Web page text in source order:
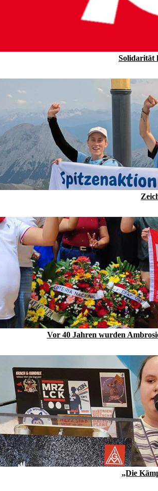
Solidarität
Vor 40 Jahren wurden
„Die